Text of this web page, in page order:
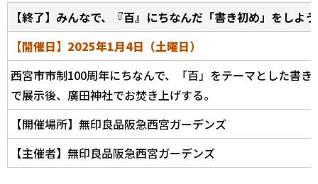
【終了】みんなで、『百』にちなんだ「書き初め」をしよ
【開催日】2025年1月4日（土曜日）
西宮市市制100周年にちなんで、「百」をテーマとした書
で展示後、廣田神社でお焚き上げする。
【開催場所】無印良品阪急西宮ガーデンズ
【主催者】無印良品阪急西宮ガーデンズ